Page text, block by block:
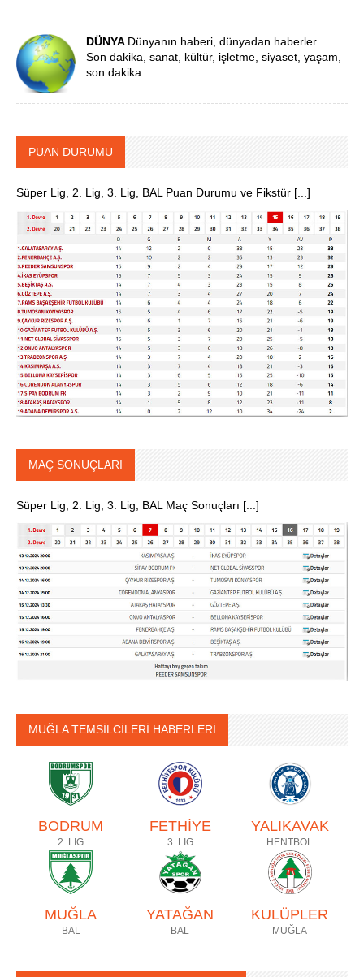
DÜNYA Dünyanın haberi, dünyadan haberler...
Son dakika, sanat, kültür, işletme, siyaset, yaşam,
son dakika...
PUAN DURUMU
Süper Lig, 2. Lig, 3. Lig, BAL Puan Durumu ve Fikstür [...]
MAÇ SONUÇLARI
Süper Lig, 2. Lig, 3. Lig, BAL Maç Sonuçları [...]
MUĞLA TEMSİLCİLERİ HABERLERİ
BODRUM
2. LİG
FETHİYE
3. LİG
YALIKAVAK
HENTBOL
MUĞLA
BAL
YATAĞAN
BAL
KULÜPLER
MUĞLA